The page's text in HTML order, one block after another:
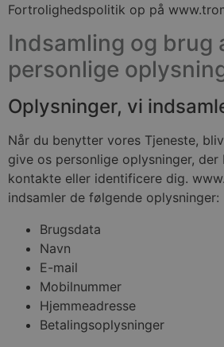
Fortrolighedspolitik op på
Indsamling og brug
personlige
Oplysninger, vi
Når du benytter vores Tjeneste,
give os personlige oplysninger, der
kontakte eller identificere dig.
indsamler de følgende oplysninger:
Brugsdata
Navn
E-mail
Mobilnummer
Hjemmeadresse
Betalingsoplysninger